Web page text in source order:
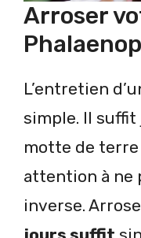
Arroser
L’entretien
simple. Il suffit
motte de
attention à ne
inverse.